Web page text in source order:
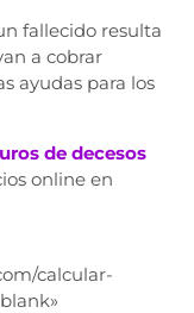
fallecido resulta
a cobrar
ayudas para los
de decesos
online en
calcular-